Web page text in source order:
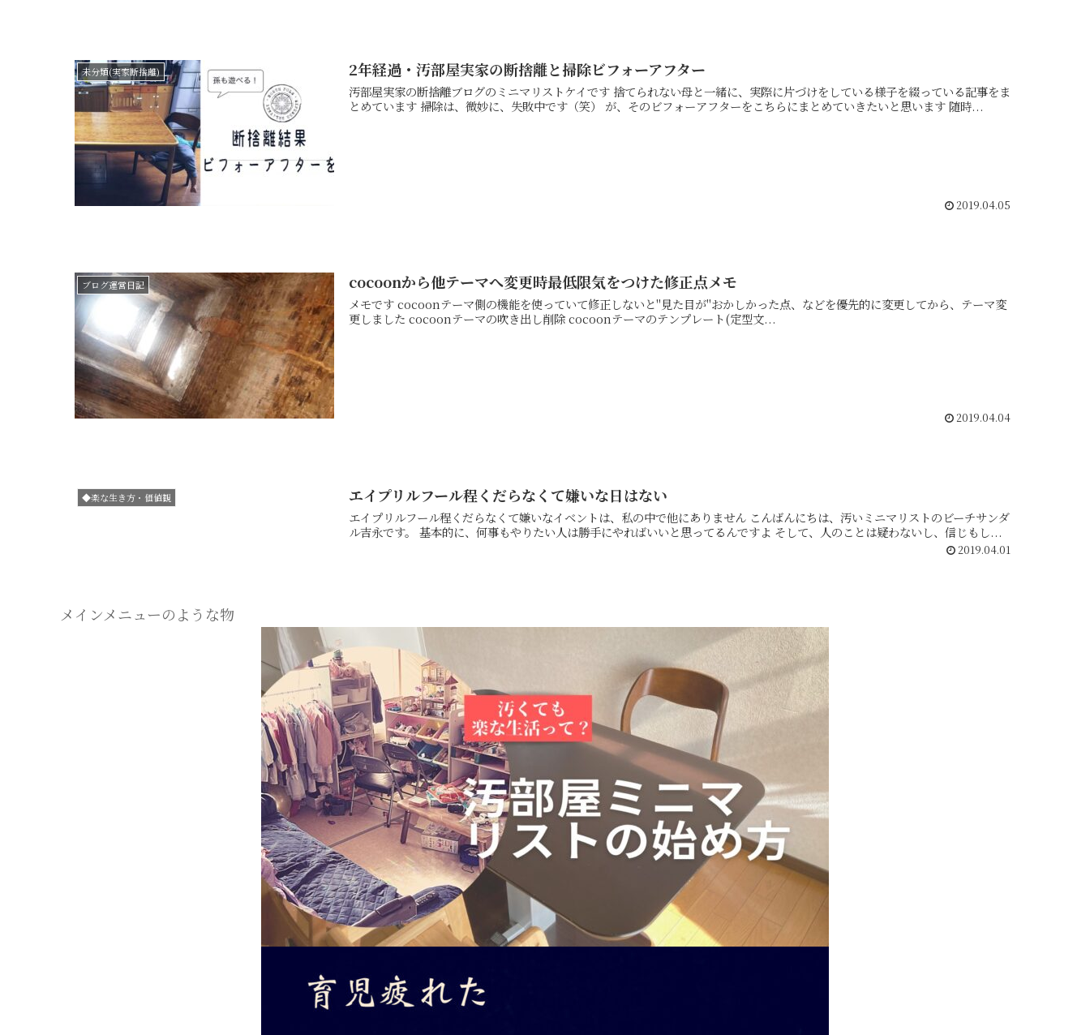
未分類(実家断捨離) 2年経過・汚部屋実家の断捨離と掃除ビフォーアフター
汚部屋実家の断捨離ブログのミニマリストケイです 捨てられない母と一緒に、実際に片づけをしている様子を綴っている記事をま
とめています 掃除は、微妙に、失敗中です（笑） が、そのビフォーアフターをこちらにまとめていきたいと思います 随時...
2019.04.05
ブログ運営日記 cocoonから他テーマへ変更時最低限気をつけた修正点メモ
メモです cocoonテーマ側の機能を使っていて修正しないと"見た目が"おかしかった点、などを優先的に変更してから、テーマ変
更しました cocoonテーマの吹き出し削除 cocoonテーマのテンプレート(定型文...
2019.04.04
◆楽な生き方・価値観 エイプリルフール程くだらなくて嫌いな日はない
エイプリルフール程くだらなくて嫌いなイベントは、私の中で他にありません こんばんにちは、汚いミニマリストのビーチサンダ
ル吉永です。 基本的に、何事もやりたい人は勝手にやればいいと思ってるんですよ そして、人のことは疑わないし、信じもし...
2019.04.01
メインメニューのような物